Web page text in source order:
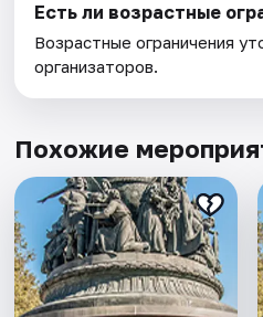
Есть ли возрастные
Возрастные ограничения
организаторов.
Похожие